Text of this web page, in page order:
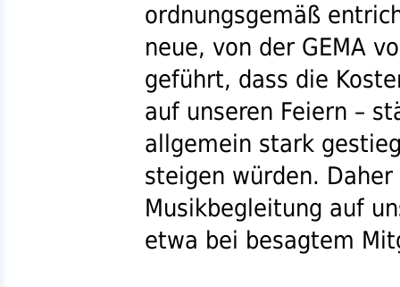
ordnungsgemäß
neue, von der GEMA
geführt, dass die
auf unseren Feiern –
allgemein stark
steigen würden.
Musikbegleitung auf
etwa bei besagtem